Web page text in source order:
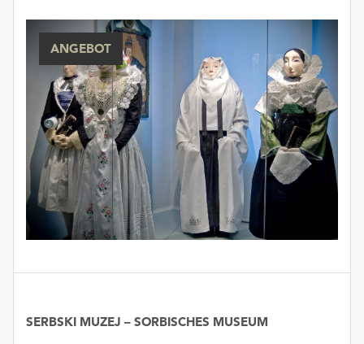
Weitere
Informationen
finden
unserer
Datenschutzerklärung
oder
dem
Impressum
ANGEBOT
SERBSKI MUZEJ – SORBISCHES MUSEUM